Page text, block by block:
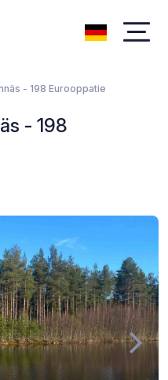
- 198 Eurooppatie
- 198